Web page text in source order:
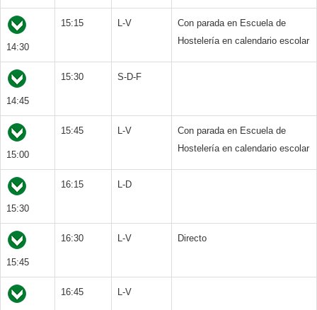
14:30
15:15 L-V
Con parada en Escuela de
Hostelería en calendario escolar
14:45
15:30 S-D-F
15:00
15:45 L-V
Con parada en Escuela de
Hostelería en calendario escolar
15:30
16:15 L-D
15:45
16:30 L-V Directo
16:45 L-V